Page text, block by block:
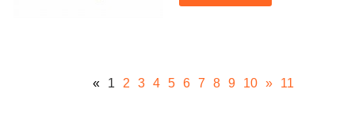
« 1 2 3 4 5 6 7 8 9 10 » 11